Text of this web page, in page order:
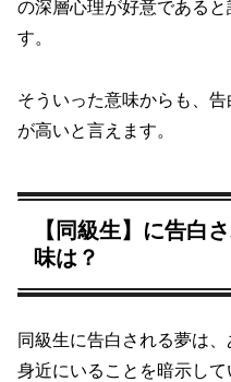
の深層心理が好意である
す。
そういった意味からも、
が高いと言えます。
【同級生】に告白
味は？
同級生に告白される夢は
身近にいることを暗示して